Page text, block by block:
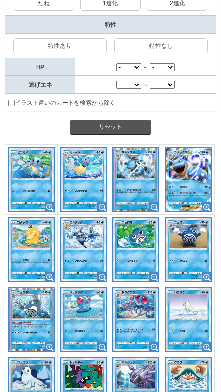
たね 1進化 2進化
特性
特性あり 特性なし
HP ～
逃げエネ ～
イラスト違いのカードを検索から除く
リセット